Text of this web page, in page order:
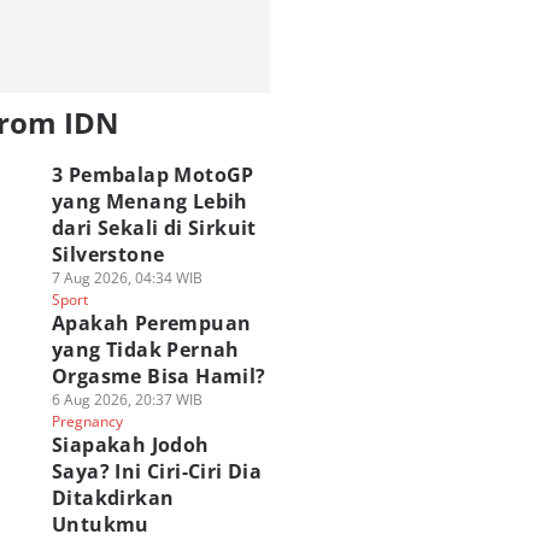
IDN
3 Pembalap MotoGP
yang Menang Lebih
dari Sekali di Sirkuit
Silverstone
7 Aug 2026, 04:34 WIB
Sport
Apakah Perempuan
yang Tidak Pernah
Orgasme Bisa Hamil?
6 Aug 2026, 20:37 WIB
Pregnancy
Siapakah Jodoh
Saya? Ini Ciri-Ciri Dia
Ditakdirkan
Untukmu